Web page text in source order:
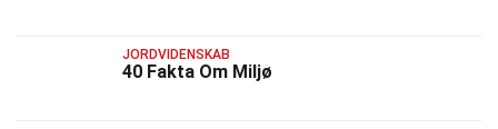
JORDVIDENSKAB
40 Fakta Om Miljø